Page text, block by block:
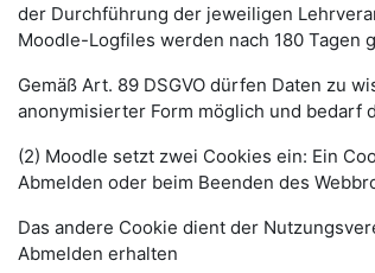
der Durchführung der jeweiligen
Moodle-Logfiles werden nach 180 Tagen
Gemäß Art. 89 DSGVO dürfen Daten zu
anonymisierter Form möglich und bedarf
(2) Moodle setzt zwei Cookies ein: Ein
Abmelden oder beim Beenden des
Das andere Cookie dient der
Abmelden erhalten